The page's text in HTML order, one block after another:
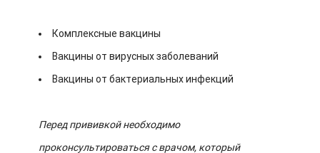
Комплексные вакцины
Вакцины от вирусных заболеваний
Вакцины от бактериальных инфекций
Перед прививкой необходимо
проконсультироваться с врачом, который